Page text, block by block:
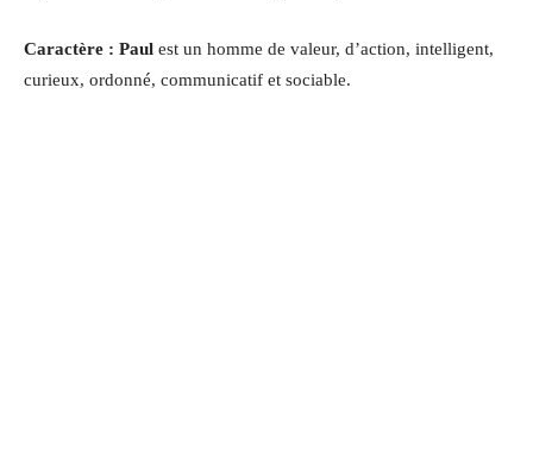
Caractère : Paul est un homme de valeur, d’action, intelligent,
curieux, ordonné, communicatif et sociable.